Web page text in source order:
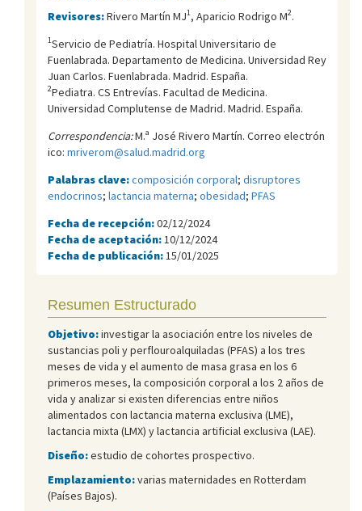
Revisores:Rivero Martín MJ1, Aparicio Rodrigo M2.
1Servicio de Pediatría. Hospital Universitario de
Fuenlabrada. Departamento de Medicina. Universidad Rey
Juan Carlos. Fuenlabrada. Madrid. España.
2Pediatra. CS Entrevías. Facultad de Medicina.
Universidad Complutense de Madrid. Madrid. España.
Correspondencia:M.ª José Rivero Martín. Correo electrón
ico: mriverom@salud.madrid.org
Palabras clave:composición corporal; disruptores
endocrinos; lactancia materna; obesidad; PFAS
Fecha de recepción:02/12/2024
Fecha de aceptación: 10/12/2024
Fecha de publicación: 15/01/2025
Resumen Estructurado
Objetivo:investigar la asociación entre los niveles de
sustancias poli y perflouroalquiladas (PFAS) a los tres
meses de vida y el aumento de masa grasa en los 6
primeros meses, la composición corporal a los 2 años de
vida y analizar si existen diferencias entre niños
alimentados con lactancia materna exclusiva (LME),
lactancia mixta (LMX) y lactancia artificial exclusiva (LAE).
Diseño:estudio de cohortes prospectivo.
Emplazamiento:varias maternidades en Rotterdam
(Países Bajos).